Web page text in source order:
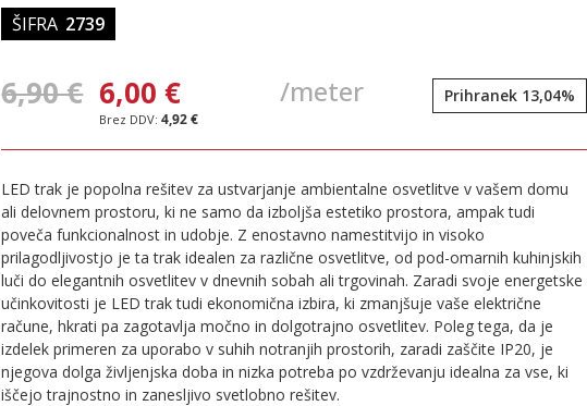
ŠIFRA 2739
6,90 € 6,00 €
4,92 €
Prihranek 13,04%
/meter
LED trak je popolna rešitev za ustvarjanje ambientalne osvetlitve v vašem domu
ali delovnem prostoru, ki ne samo da izboljša estetiko prostora, ampak tudi
poveča funkcionalnost in udobje. Z enostavno namestitvijo in visoko
prilagodljivostjo je ta trak idealen za različne osvetlitve, od pod-omarnih kuhinjskih
luči do elegantnih osvetlitev v dnevnih sobah ali trgovinah. Zaradi svoje energetske
učinkovitosti je LED trak tudi ekonomična izbira, ki zmanjšuje vaše električne
račune, hkrati pa zagotavlja močno in dolgotrajno osvetlitev. Poleg tega, da je
izdelek primeren za uporabo v suhih notranjih prostorih, zaradi zaščite IP20, je
njegova dolga življenjska doba in nizka potreba po vzdrževanju idealna za vse, ki
iščejo trajnostno in zanesljivo svetlobno rešitev.